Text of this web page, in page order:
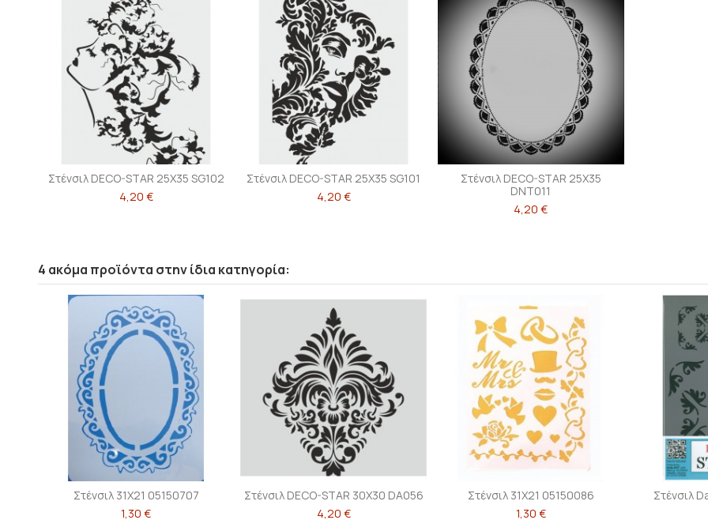
Στένσιλ DECO-STAR 25X35 SG102
4,20 €
Στένσιλ DECO-STAR 25X35 SG101
4,20 €
Στένσιλ DECO-STAR 25X35
DNT011
4,20 €
4 ακόμα προϊόντα στην ίδια κατηγορία:
Στένσιλ 31X21 05150707
1,30 €
Στένσιλ DECO-STAR 30X30 DA056
4,20 €
Στένσιλ 31X21 05150086
1,30 €
Στένσιλ